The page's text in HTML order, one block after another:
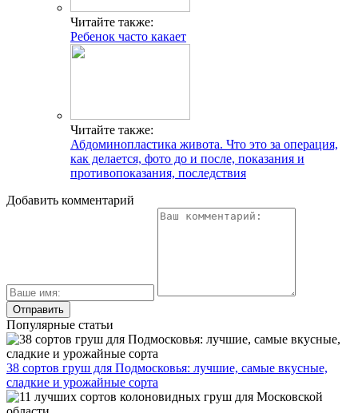
Читайте также:
Ребенок часто какает
Читайте также:
Абдоминопластика живота. Что это за операция,
как делается, фото до и после, показания и
противопоказания, последствия
Добавить комментарий
Популярные статьи
38 сортов груш для Подмосковья: лучшие, самые вкусные,
сладкие и урожайные сорта